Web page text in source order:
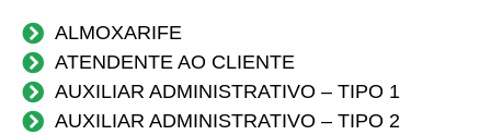
ALMOXARIFE
ATENDENTE AO CLIENTE
AUXILIAR ADMINISTRATIVO – TIPO 1
AUXILIAR ADMINISTRATIVO – TIPO 2